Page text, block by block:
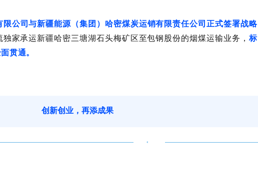
公司与新疆能源（集团）哈密煤炭运销有限责任公司正式签署战略
独家承运新疆哈密三塘湖石头梅矿区至包钢股份的烟煤运输业务， 标
贯通。
创新创业，再添成果